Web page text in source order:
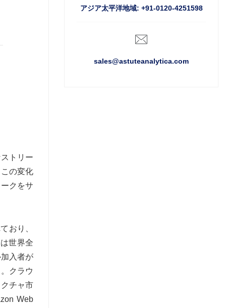
トリー
の変化
クをサ
おり、
世界全
入者が
クラウ
チャ市
Web
アジア太平洋地域: +91-0120-4251598
sales@astuteanalytica.com